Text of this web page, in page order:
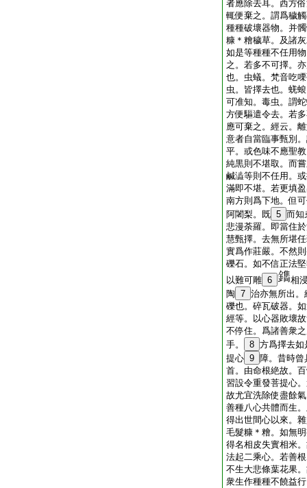
者應除去耳。西方
輒便棄之。謂爲穢
種種破壞器物。并
糠＊糩穢草。及諸
如是等種種不任用
之。若多不可擇。
也。虫蟻。梵音吃
虫。皆擇去也。蜣
可准知。毒虫。謂
方便驅遣令去。若
應可棄之。經云。
意者自當臨事甄別
平。或色味不應聖
純黒則不堪取。而
鹹澁等則不任用。
滿即不堪。若更填
南方則爲下地。但
阿闍梨。既 5 而知
悲漫荼羅。即當住
慧甄擇。去無所堪
實爲作莊嚴。不然
礫石。如不信正法
以難可雕 6
相
陶 7 治亦無所出。
礫也。碎瓦破器。
經等。以心器敗壞
不停住。爲諸善衆
手。
8 方爲擇去如
提心 9 障。昔時
首。由命根絶故。
習設令重發菩提心
故尤宜洗除使盡餘
善種八心共體而生
得出世間心以來。
毛髮糠＊糩。如無
得名相皮失實相米
法起二乘心。若善
不生大悲條葉花果
衆生作種種不饒益